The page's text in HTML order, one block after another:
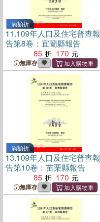
滿額折
11.109年人口及住宅普查報
告第8卷：宜蘭縣報告
85
170
無庫存
滿額折
13.109年人口及住宅普查報
告第10卷：苗栗縣報告
85
170
無庫存